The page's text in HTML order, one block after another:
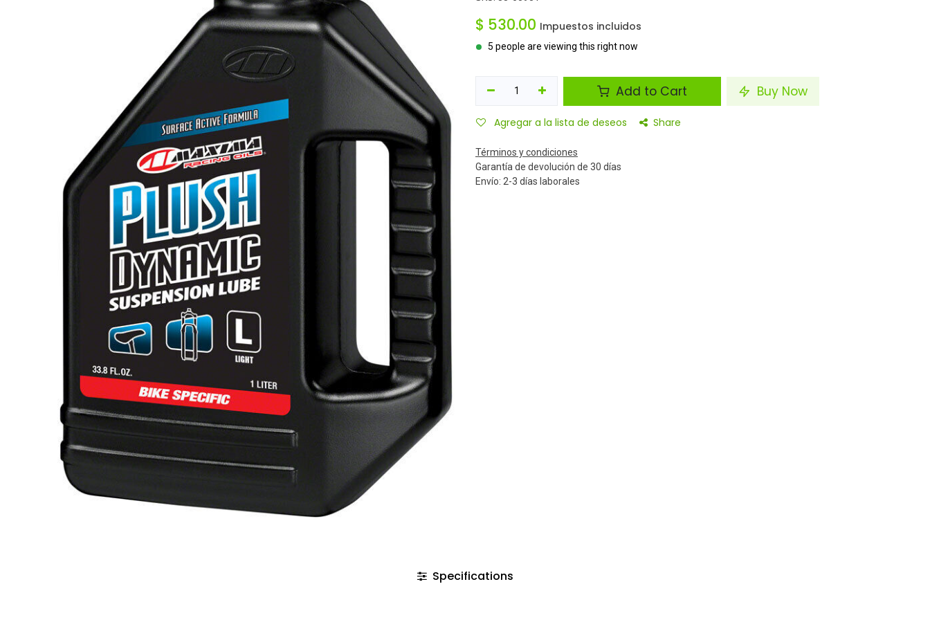
$ 530.00 Impuestos incluidos
5 people are viewing this right now
Add to Cart Buy Now
Agregar a la lista de deseos Share
Términos y condiciones
Garantía de devolución de 30 días
Envío: 2-3 días laborales
Specifications